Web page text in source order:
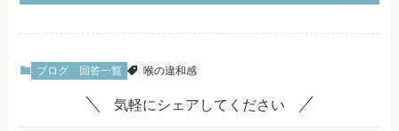
ブログ 回答一覧 喉の違和感
気軽にシェアしてください